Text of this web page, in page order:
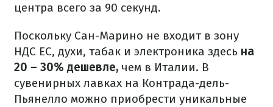
центра всего за 90 секунд.
Поскольку Сан-Марино не входит в зону
НДС ЕС, духи, табак и электроника здесь на
20 – 30% дешевле, чем в Италии. В
сувенирных лавках на Контрада-дель-
Пьянелло можно приобрести уникальные